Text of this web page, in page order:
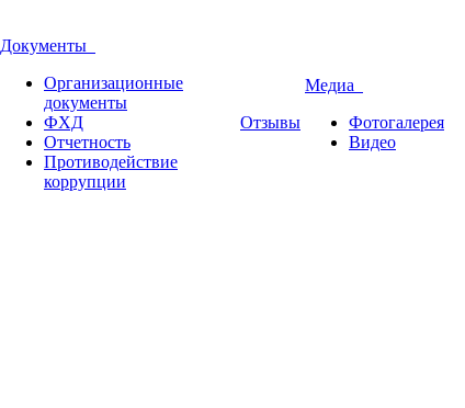
Документы
Организационные
документы
ФХД
Отчетность
Противодействие
коррупции
Отзывы
Медиа
Фотогалерея
Видео